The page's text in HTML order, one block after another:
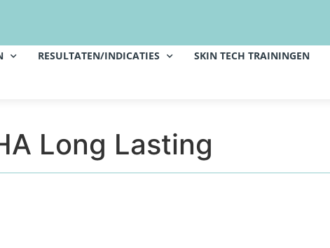
RESULTATEN/INDICATIES SKIN TECH TRAININGEN
Long Lasting